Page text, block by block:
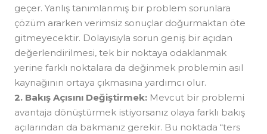
geçer. Yanlış tanımlanmış bir problem sorunlara
çözüm ararken verimsiz sonuçlar doğurmaktan öte
gitmeyecektir. Dolayısıyla sorun geniş bir açıdan
değerlendirilmesi, tek bir noktaya odaklanmak
yerine farklı noktalara da değinmek problemin asıl
kaynağının ortaya çıkmasına yardımcı olur.
2. Bakış Açısını Değiştirmek: Mevcut bir problemi
avantaja dönüştürmek istiyorsanız olaya farklı bakış
açılarından da bakmanız gerekir. Bu noktada “ters